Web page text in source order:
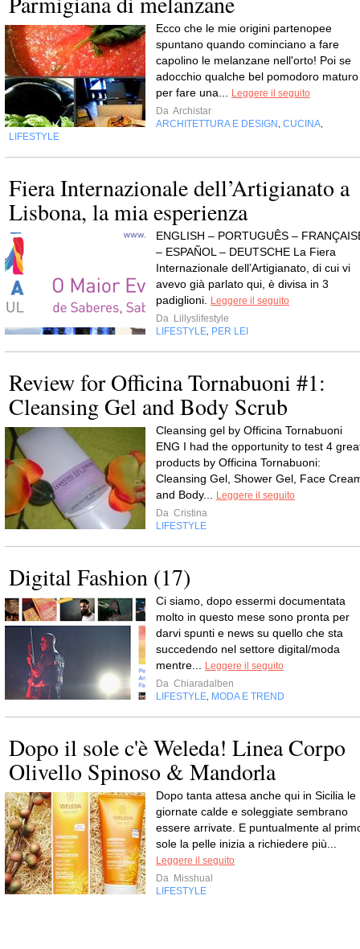
Ecco che le mie origini partenopee
spuntano quando cominciano a fare
capolino le melanzane nell'orto! Poi se
adocchio qualche bel pomodoro maturo
per fare una... Leggere il seguito
Da Archistar
ARCHITETTURA E DESIGN , CUCINA,
LIFESTYLE
Fiera Internazionale dell’Artigianato a
Lisbona, la mia esperienza
ENGLISH – PORTUGUÊS –
– ESPAÑOL – DEUTSCHE La Fiera
Internazionale dell’Artigianato, di cui vi
avevo già parlato qui, è divisa in 3
padiglioni. Leggere il seguito
Da Lillyslifestyle
LIFESTYLE, PER LEI
Review for Officina Tornabuoni #1:
Cleansing Gel and Body Scrub
Cleansing gel by Officina Tornabuoni
ENG I had the opportunity to test 4
products by Officina Tornabuoni:
Cleansing Gel, Shower Gel, Face
and Body... Leggere il seguito
Da Cristina
LIFESTYLE
Digital Fashion (17)
Ci siamo, dopo essermi documentata
molto in questo mese sono pronta per
darvi spunti e news su quello che sta
succedendo nel settore digital/moda
mentre... Leggere il seguito
Da Chiaradalben
LIFESTYLE, MODA E TREND
Dopo il sole c'è Weleda! Linea Corpo
Olivello Spinoso & Mandorla
Dopo tanta attesa anche qui in Sicilia le
giornate calde e soleggiate sembrano
essere arrivate. E puntualmente al
sole la pelle inizia a richiedere più...
Leggere il seguito
Da Misshual
LIFESTYLE